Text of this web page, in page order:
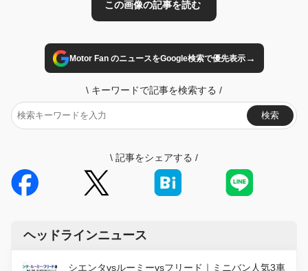
Motor Fan のニュースをGoogle検索で優先表示→
\ キーワードで記事を検索する /
検索
\ 記事をシェアする /
ヘッドラインニュース
シエンタvsルーミーvsフリード｜ミニバン人気3車